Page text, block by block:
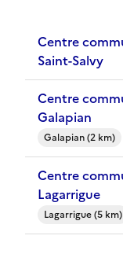
Centre communal d'action sociale (CCAS) -
Saint-Salvy
Centre communal d'action sociale (CCAS) -
Galapian
Galapian (2 km)
Centre communal d'action sociale (CCAS) -
Lagarrigue
Lagarrigue (5 km)